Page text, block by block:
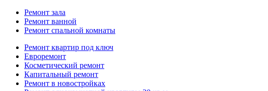
Ремонт зала
Ремонт ванной
Ремонт спальной комнаты
Ремонт квартир под ключ
Евроремонт
Косметический ремонт
Капитальный ремонт
Ремонт в новостройках